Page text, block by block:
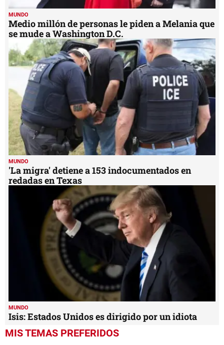
MUNDO
Medio millón de personas le piden a Melania que
se mude a Washington D.C.
MUNDO
'La migra' detiene a 153 indocumentados en
redadas en Texas
MUNDO
Isis: Estados Unidos es dirigido por un idiota
MIS TEMAS PREFERIDOS